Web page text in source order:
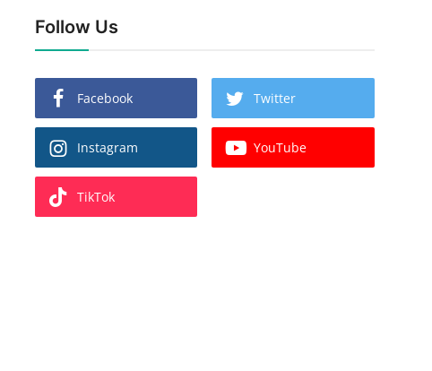
Follow Us
Facebook Twitter
Instagram YouTube
TikTok